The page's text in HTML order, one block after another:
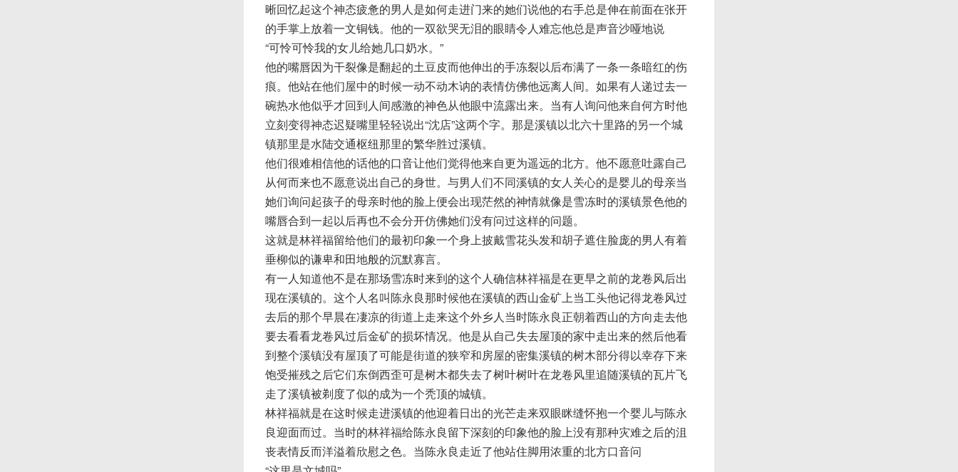
晰回忆起这个神态疲惫的男人是如何走进门来的她们说他的右手总是伸在前面在张开
的手掌上放着一文铜钱。他的一双欲哭无泪的眼睛令人难忘他总是声音沙哑地说
“可怜可怜我的女儿给她几口奶水。”
他的嘴唇因为干裂像是翻起的土豆皮而他伸出的手冻裂以后布满了一条一条暗红的伤
痕。他站在他们屋中的时候一动不动木讷的表情仿佛他远离人间。如果有人递过去一
碗热水他似乎才回到人间感激的神色从他眼中流露出来。当有人询问他来自何方时他
立刻变得神态迟疑嘴里轻轻说出“沈店”这两个字。那是溪镇以北六十里路的另一个城
镇那里是水陆交通枢纽那里的繁华胜过溪镇。
他们很难相信他的话他的口音让他们觉得他来自更为遥远的北方。他不愿意吐露自己
从何而来也不愿意说出自己的身世。与男人们不同溪镇的女人关心的是婴儿的母亲当
她们询问起孩子的母亲时他的脸上便会出现茫然的神情就像是雪冻时的溪镇景色他的
嘴唇合到一起以后再也不会分开仿佛她们没有问过这样的问题。
这就是林祥福留给他们的最初印象一个身上披戴雪花头发和胡子遮住脸庞的男人有着
垂柳似的谦卑和田地般的沉默寡言。
有一人知道他不是在那场雪冻时来到的这个人确信林祥福是在更早之前的龙卷风后出
现在溪镇的。这个人名叫陈永良那时候他在溪镇的西山金矿上当工头他记得龙卷风过
去后的那个早晨在凄凉的街道上走来这个外乡人当时陈永良正朝着西山的方向走去他
要去看看龙卷风过后金矿的损坏情况。他是从自己失去屋顶的家中走出来的然后他看
到整个溪镇没有屋顶了可能是街道的狭窄和房屋的密集溪镇的树木部分得以幸存下来
饱受摧残之后它们东倒西歪可是树木都失去了树叶树叶在龙卷风里追随溪镇的瓦片飞
走了溪镇被剃度了似的成为一个秃顶的城镇。
林祥福就是在这时候走进溪镇的他迎着日出的光芒走来双眼眯缝怀抱一个婴儿与陈永
良迎面而过。当时的林祥福给陈永良留下深刻的印象他的脸上没有那种灾难之后的沮
丧表情反而洋溢着欣慰之色。当陈永良走近了他站住脚用浓重的北方口音问